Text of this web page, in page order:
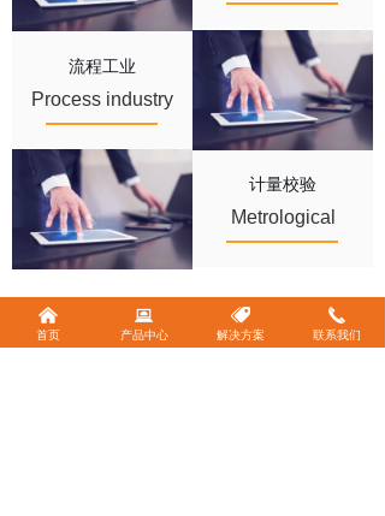
Process industry
流程工业
Metrological
verification
计量校验
낀
首页
뀵
产品中心
뀄
解决方案
끅
联系我们